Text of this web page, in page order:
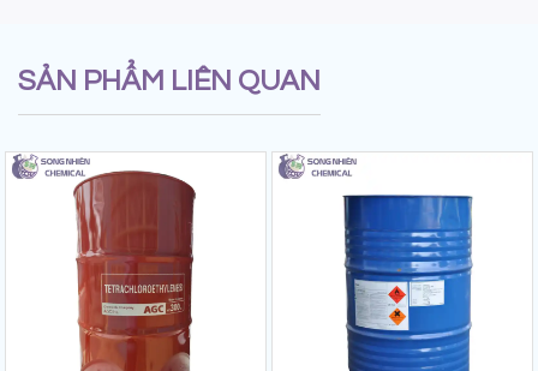
SẢN PHẨM LIÊN QUAN